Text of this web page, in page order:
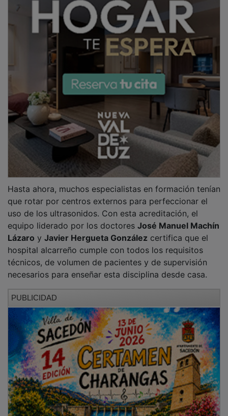
equipo liderado por los doctores
José Manuel Machín
yJavier Hergueta Gonzálezcertifica que el
hospital alcarreño cumple con todos los requisitos
técnicos, de volumen de pacientes y de supervisión
necesarios para enseñar esta disciplina desde casa.
PUBLICIDAD
ecografía clínica se ha convertido en una
herramienta esencial en el día a día de los hospitales.
A diferencia de las pruebas tradicionales, esta técnica
la realiza el propio médico a pie de cama para tomar
decisiones rápidas en situaciones difíciles. Es
especialmente valiosa para diagnosticar de forma
precoz problemas como lainsuficiencia cardiaca,
dificultades respiratorias graves o estados de shock,
donde ganar unos minutos es fundamental para la